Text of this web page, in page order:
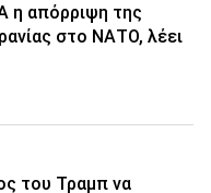
η απόρριψη της
στο ΝΑΤΟ, λέει
του Τραμπ να